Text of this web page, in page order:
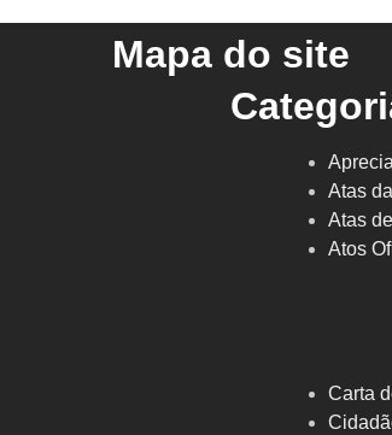
Mapa do site
Atas
Atas
Atos
Carta